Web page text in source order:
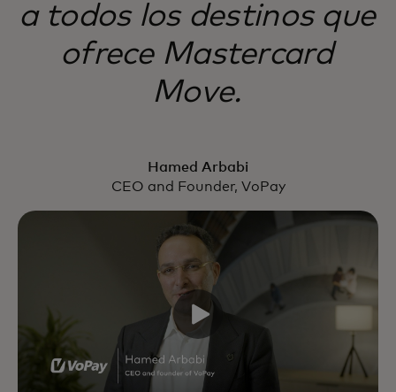
a todos los destinos que
ofrece Mastercard
Move.
Hamed Arbabi
CEO and Founder, VoPay